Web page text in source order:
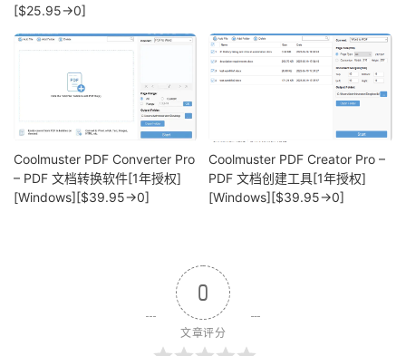
[$25.95→0]
Coolmuster PDF Converter Pro
– PDF 文档转换软件[1年授权]
[Windows][$39.95→0]
Coolmuster PDF Creator Pro –
PDF 文档创建工具[1年授权]
[Windows][$39.95→0]
0
文章评分